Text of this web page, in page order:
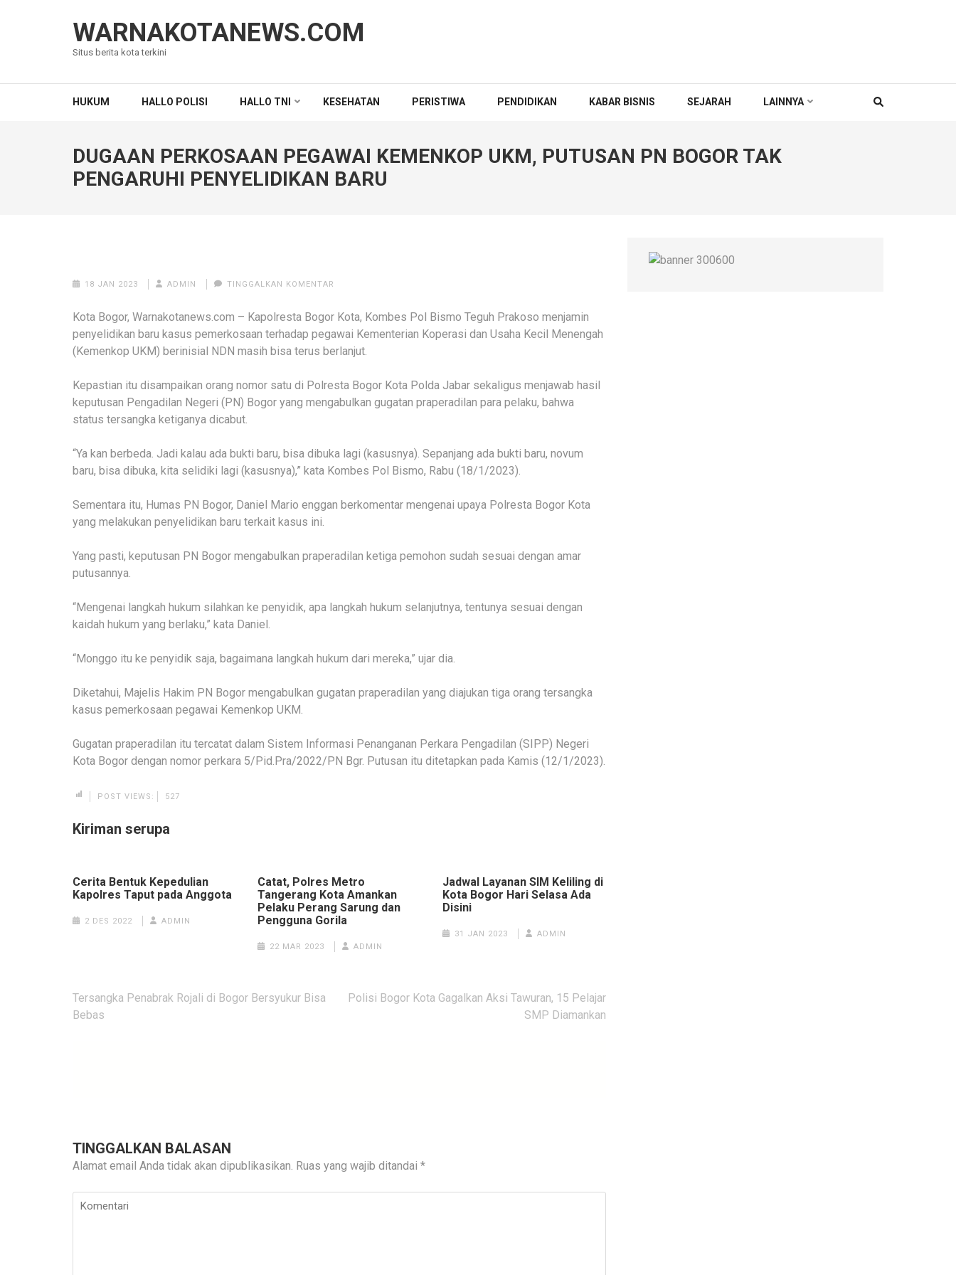
WARNAKOTANEWS.COM
Situs berita kota terkini
HUKUM HALLO POLISI HALLO TNI KESEHATAN PERISTIWA PENDIDIKAN KABAR BISNIS SEJARAH LAINNYA
DUGAAN PERKOSAAN PEGAWAI KEMENKOP UKM, PUTUSAN PN BOGOR TAK
PENGARUHI PENYELIDIKAN BARU
18 JAN 2023 ADMIN TINGGALKAN KOMENTAR
Kota Bogor, Warnakotanews.com – Kapolresta Bogor Kota, Kombes Pol Bismo Teguh Prakoso menjamin
penyelidikan baru kasus pemerkosaan terhadap pegawai Kementerian Koperasi dan Usaha Kecil Menengah
(Kemenkop UKM) berinisial NDN masih bisa terus berlanjut.
Kepastian itu disampaikan orang nomor satu di Polresta Bogor Kota Polda Jabar sekaligus menjawab hasil
keputusan Pengadilan Negeri (PN) Bogor yang mengabulkan gugatan praperadilan para pelaku, bahwa
status tersangka ketiganya dicabut.
“Ya kan berbeda. Jadi kalau ada bukti baru, bisa dibuka lagi (kasusnya). Sepanjang ada bukti baru, novum
baru, bisa dibuka, kita selidiki lagi (kasusnya),” kata Kombes Pol Bismo, Rabu (18/1/2023).
Sementara itu, Humas PN Bogor, Daniel Mario enggan berkomentar mengenai upaya Polresta Bogor Kota
yang melakukan penyelidikan baru terkait kasus ini.
Yang pasti, keputusan PN Bogor mengabulkan praperadilan ketiga pemohon sudah sesuai dengan amar
putusannya.
“Mengenai langkah hukum silahkan ke penyidik, apa langkah hukum selanjutnya, tentunya sesuai dengan
kaidah hukum yang berlaku,” kata Daniel.
“Monggo itu ke penyidik saja, bagaimana langkah hukum dari mereka,” ujar dia.
Diketahui, Majelis Hakim PN Bogor mengabulkan gugatan praperadilan yang diajukan tiga orang tersangka
kasus pemerkosaan pegawai Kemenkop UKM.
Gugatan praperadilan itu tercatat dalam Sistem Informasi Penanganan Perkara Pengadilan (SIPP) Negeri
Kota Bogor dengan nomor perkara 5/Pid.Pra/2022/PN Bgr. Putusan itu ditetapkan pada Kamis (12/1/2023).
POST VIEWS: 527
Kiriman serupa
Cerita Bentuk Kepedulian
Kapolres Taput pada Anggota
2 DES 2022 ADMIN
Catat, Polres Metro
Tangerang Kota Amankan
Pelaku Perang Sarung dan
Pengguna Gorila
22 MAR 2023 ADMIN
Jadwal Layanan SIM Keliling di
Kota Bogor Hari Selasa Ada
Disini
31 JAN 2023 ADMIN
Navigasi
pos
Tersangka Penabrak Rojali di Bogor Bersyukur Bisa
Bebas
Polisi Bogor Kota Gagalkan Aksi Tawuran, 15 Pelajar
SMP Diamankan
TINGGALKAN BALASAN
Alamat email Anda tidak akan dipublikasikan. Ruas yang wajib ditandai *
Komentari